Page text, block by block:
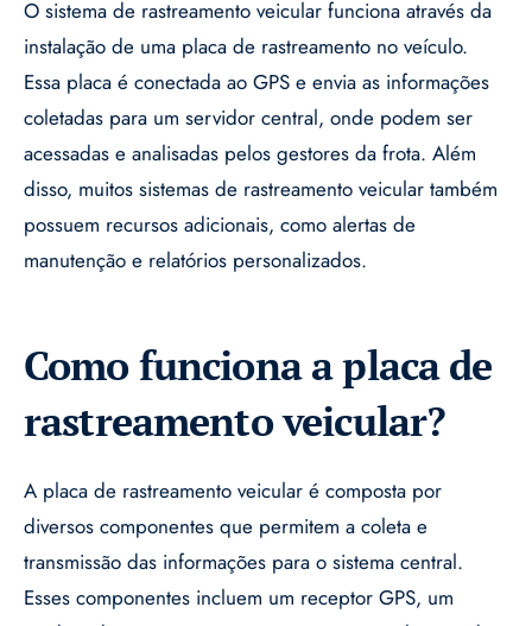
O sistema de rastreamento veicular funciona através da
instalação de uma placa de rastreamento no veículo.
Essa placa é conectada ao GPS e envia as informações
coletadas para um servidor central, onde podem ser
acessadas e analisadas pelos gestores da frota. Além
disso, muitos sistemas de rastreamento veicular também
possuem recursos adicionais, como alertas de
manutenção e relatórios personalizados.
Como funciona a placa de
rastreamento veicular?
A placa de rastreamento veicular é composta por
diversos componentes que permitem a coleta e
transmissão das informações para o sistema central.
Esses componentes incluem um receptor GPS, um